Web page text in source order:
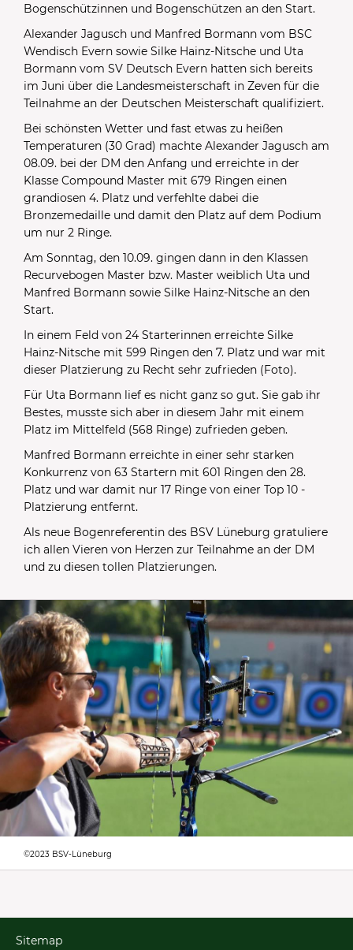
Bogenschützinnen und Bogenschützen an den Start.
Alexander Jagusch und Manfred Bormann vom BSC
Wendisch Evern sowie Silke Hainz-Nitsche und Uta
Bormann vom SV Deutsch Evern hatten sich bereits
im Juni über die Landesmeisterschaft in Zeven für die
Teilnahme an der Deutschen Meisterschaft qualifiziert.
Bei schönsten Wetter und fast etwas zu heißen
Temperaturen (30 Grad) machte Alexander Jagusch am
08.09. bei der DM den Anfang und erreichte in der
Klasse Compound Master mit 679 Ringen einen
grandiosen 4. Platz und verfehlte dabei die
Bronzemedaille und damit den Platz auf dem Podium
um nur 2 Ringe.
Am Sonntag, den 10.09. gingen dann in den Klassen
Recurvebogen Master bzw. Master weiblich Uta und
Manfred Bormann sowie Silke Hainz-Nitsche an den
Start.
In einem Feld von 24 Starterinnen erreichte Silke
Hainz-Nitsche mit 599 Ringen den 7. Platz und war mit
dieser Platzierung zu Recht sehr zufrieden (Foto).
Für Uta Bormann lief es nicht ganz so gut. Sie gab ihr
Bestes, musste sich aber in diesem Jahr mit einem
Platz im Mittelfeld (568 Ringe) zufrieden geben.
Manfred Bormann erreichte in einer sehr starken
Konkurrenz von 63 Startern mit 601 Ringen den 28.
Platz und war damit nur 17 Ringe von einer Top 10 -
Platzierung entfernt.
Als neue Bogenreferentin des BSV Lüneburg gratuliere
ich allen Vieren von Herzen zur Teilnahme an der DM
und zu diesen tollen Platzierungen.
©2023 BSV-Lüneburg
Sitemap